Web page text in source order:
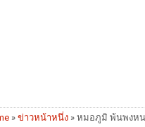
» ข่าวหน้าหนึ่ง » หมอภูมิ พ้นพงห